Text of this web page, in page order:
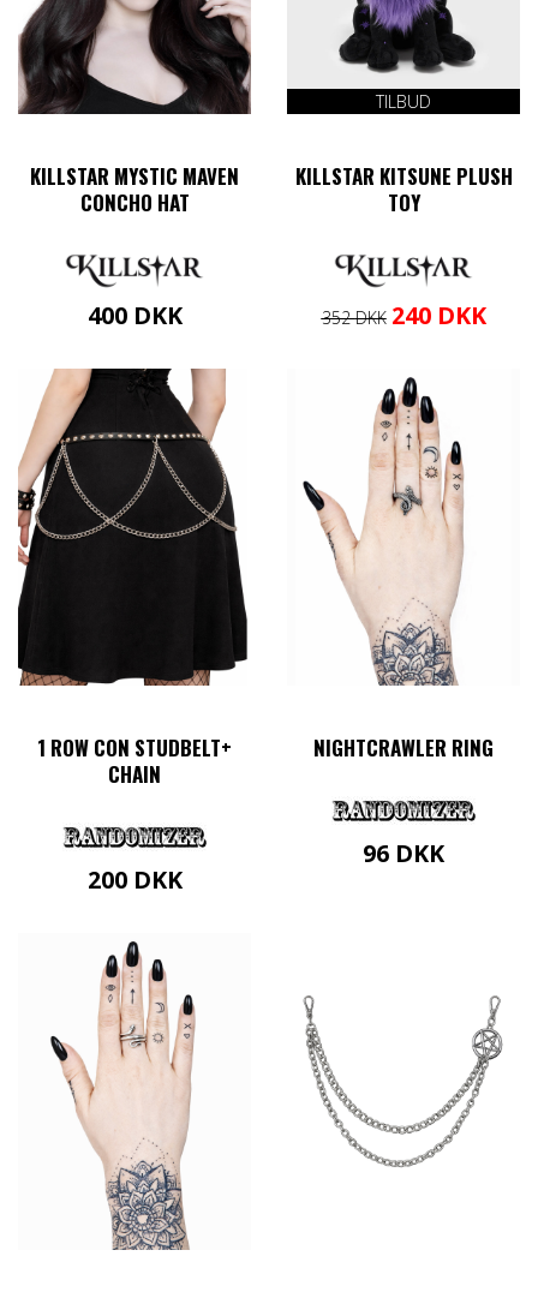
KILLSTAR MYSTIC MAVEN
CONCHO HAT
400 DKK
TILBUD
KILLSTAR KITSUNE PLUSH
TOY
352DKK Den
var:
352 DKK.
240 DKKDen
1 ROW CON STUDBELT+
CHAIN
200 DKK
har
flere
varianter.
Mulighederne
kan
varesiden
NIGHTCRAWLER RING
96 DKK